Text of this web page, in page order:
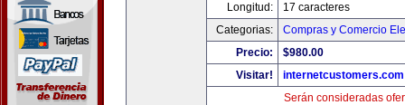
Longitud:
17 caracteres
Categorias:
Compras y Comercio
Precio:
$980.00
Visitar!
internetcustomers.com
Serán consideradas